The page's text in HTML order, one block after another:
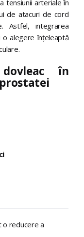
tensiunii arteriale în
de atacuri de cord
Astfel, integrarea
alegere înțeleaptă
în
o reducere a